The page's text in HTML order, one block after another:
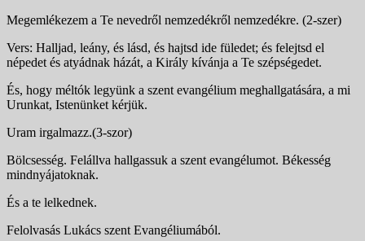
Megemlékezem a Te nevedről nemzedékről nemzedékre. (2-szer)
Vers: Halljad, leány, és lásd, és hajtsd ide füledet; és felejtsd el
népedet és atyádnak házát, a Király kívánja a Te szépségedet.
És, hogy méltók legyünk a szent evangélium meghallgatására, a mi
Urunkat, Istenünket kérjük.
Uram irgalmazz.(3-szor)
Bölcsesség. Felállva hallgassuk a szent evangélumot. Békesség
mindnyájatoknak.
És a te lelkednek.
Felolvasás Lukács szent Evangéliumából.